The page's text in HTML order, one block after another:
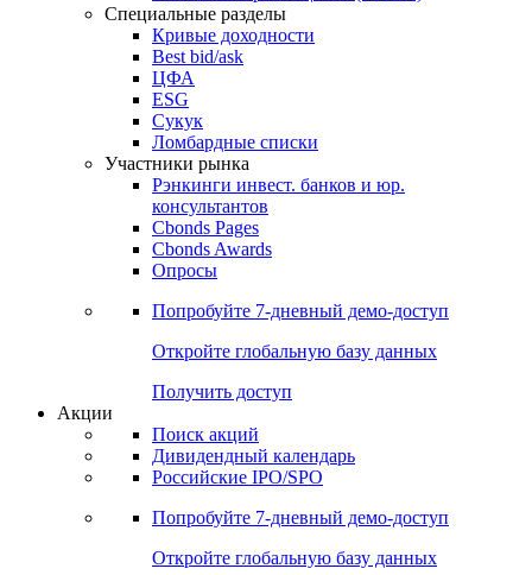
Поиск облигаций & Карты рынка
Поиск облигаций (ИИ)
Поиск котировок облигаций
Ближайшие размещения (Россия)
Специальные разделы
Кривые доходности
Best bid/ask
ЦФА
ESG
Сукук
Ломбардные списки
Участники рынка
Рэнкинги инвест. банков и юр.
Cbonds Pages
Опросы
Попробуйте7-дневный
Откройте глобальную базу данных
Получить доступ
Поиск акций
Российские IPO/SPO